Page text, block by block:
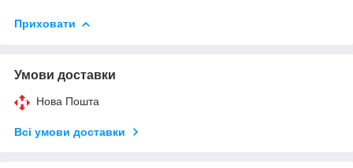
Приховати
Умови доставки
Нова Пошта
Всі умови доставки